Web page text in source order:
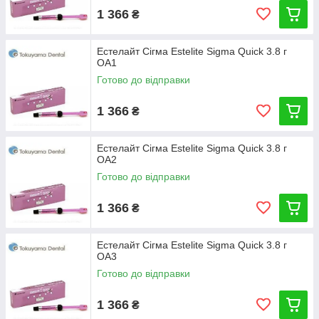
1 366 ₴
Естелайт Сігма Estelite Sigma Quick 3.8 г
ОА1
Готово до відправки
1 366 ₴
Естелайт Сігма Estelite Sigma Quick 3.8 г
ОА2
Готово до відправки
1 366 ₴
Естелайт Сігма Estelite Sigma Quick 3.8 г
ОА3
Готово до відправки
1 366 ₴